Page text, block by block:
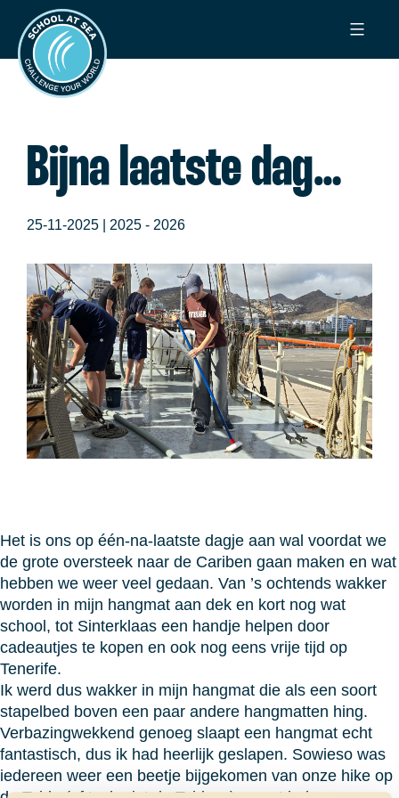
naar
inhoud
School
at
Sea
Bijna laatste dag…
25-11-2025 | 2025 - 2026
Het is ons op één-na-laatste dagje aan wal voordat we
de grote oversteek naar de Cariben gaan maken en wat
hebben we weer veel gedaan. Van ’s ochtends wakker
worden in mijn hangmat aan dek en kort nog wat
school, tot Sinterklaas een handje helpen door
cadeautjes te kopen en ook nog eens vrije tijd op
Tenerife.
Ik werd dus wakker in mijn hangmat die als een soort
stapelbed boven een paar andere hangmatten hing.
Verbazingwekkend genoeg slaapt een hangmat echt
fantastisch, dus ik had heerlijk geslapen. Sowieso was
iedereen weer een beetje bijgekomen van onze hike op